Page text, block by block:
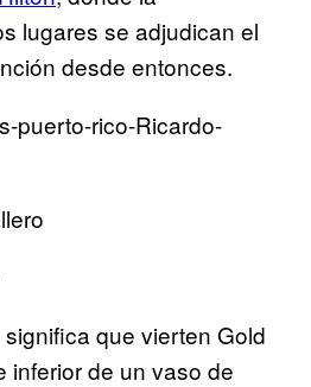
lugares se adjudican el
desde entonces.
que vierten Gold
inferior de un vaso de